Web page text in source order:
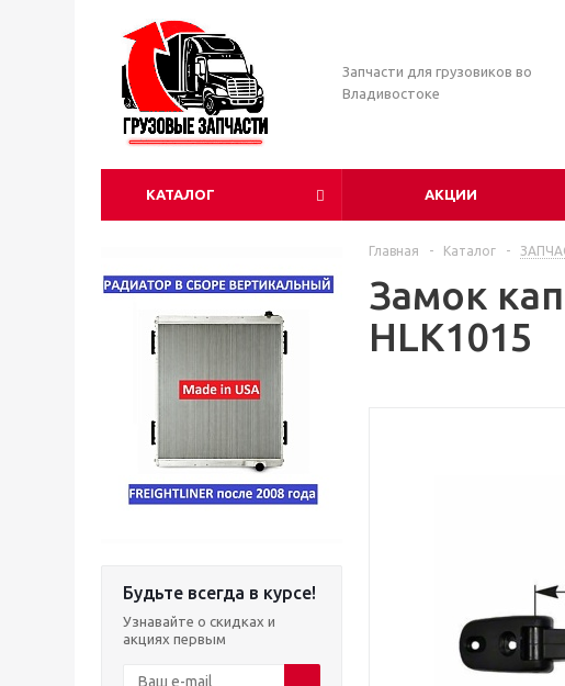
Запчасти для грузовиков во
Владивостоке
КАТАЛОГ АКЦИИ
Будьте всегда в курсе!
Узнавайте о скидках и
акциях первым
Главная - Каталог -
Замок
HLK1015